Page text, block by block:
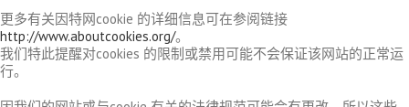
更多有关因特网cookie 的详细信息可在参阅链接
http://www.aboutcookies.org/。
我们特此提醒对cookies 的限制或禁用可能不会保证该网站的正常运
行。